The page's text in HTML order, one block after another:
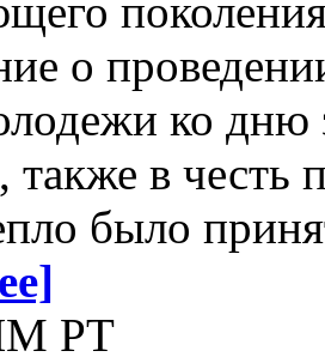
о
ко
в честь
было
РТ